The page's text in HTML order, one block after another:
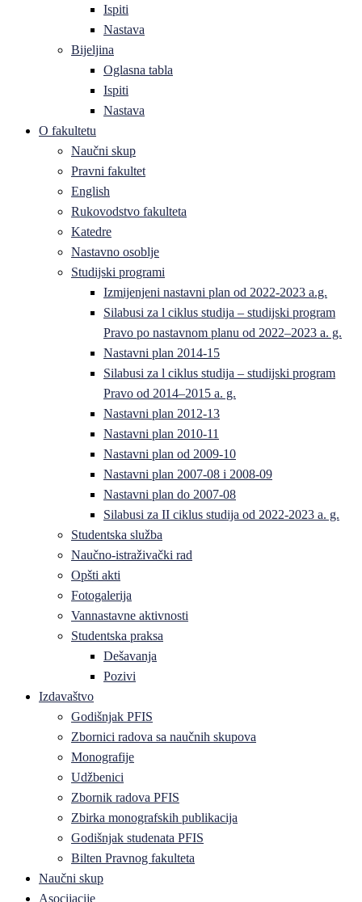
Ispiti
Nastava
Bijeljina
Oglasna tabla
Ispiti
Nastava
O fakultetu
Naučni skup
Pravni fakultet
English
Rukovodstvo fakulteta
Katedre
Nastavno osoblje
Studijski programi
Izmijenjeni nastavni plan od 2022-2023 a.g.
Silabusi za l ciklus studija – studijski program
Pravo po nastavnom planu od 2022–2023 a. g.
Nastavni plan 2014-15
Silabusi za l ciklus studija – studijski program
Pravo od 2014–2015 a. g.
Nastavni plan 2012-13
Nastavni plan 2010-11
Nastavni plan od 2009-10
Nastavni plan 2007-08 i 2008-09
Nastavni plan do 2007-08
Silabusi za II ciklus studija od 2022-2023 a. g.
Studentska služba
Naučno-istraživački rad
Opšti akti
Fotogalerija
Vannastavne aktivnosti
Studentska praksa
Dešavanja
Pozivi
Izdavaštvo
Godišnjak PFIS
Zbornici radova sa naučnih skupova
Monografije
Udžbenici
Zbornik radova PFIS
Zbirka monografskih publikacija
Godišnjak studenata PFIS
Bilten Pravnog fakulteta
Naučni skup
Asocijacije